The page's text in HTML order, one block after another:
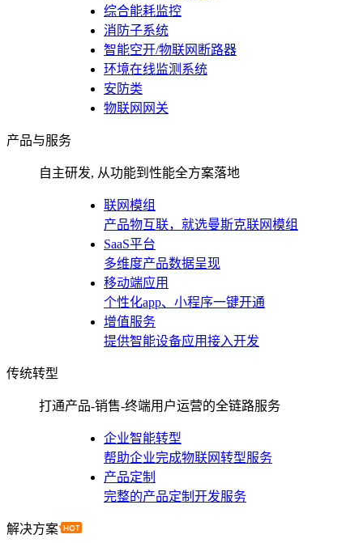
综合能耗监控
消防子系统
智能空开/物联网断路器
环境在线监测系统
安防类
物联网网关
产品与服务
自主研发, 从功能到性能全方案落地
联网模组
产品物互联，就选曼斯克联网模组
SaaS平台
多维度产品数据呈现
移动端应用
个性化app、小程序一键开通
增值服务
提供智能设备应用接入开发
传统转型
打通产品-销售-终端用户运营的全链路服务
企业智能转型
帮助企业完成物联网转型服务
产品定制
完整的产品定制开发服务
解决方案